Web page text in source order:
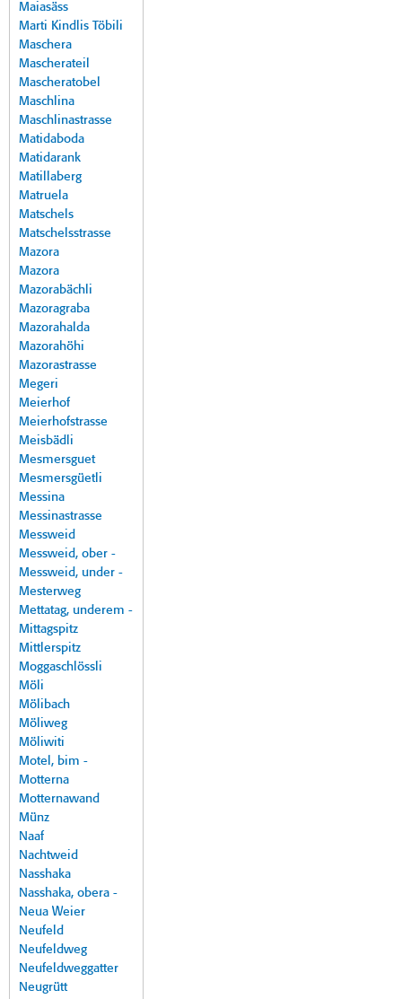
Maiasäss
Marti Kindlis Töbili
Maschera
Mascherateil
Mascheratobel
Maschlina
Maschlinastrasse
Matidaboda
Matidarank
Matillaberg
Matruela
Matschels
Matschelsstrasse
Mazora
Mazora
Mazorabächli
Mazoragraba
Mazorahalda
Mazorahöhi
Mazorastrasse
Megeri
Meierhof
Meierhofstrasse
Meisbädli
Mesmersguet
Mesmersgüetli
Messina
Messinastrasse
Messweid
Messweid, ober -
Messweid, under -
Mesterweg
Mettatag, underem -
Mittagspitz
Mittlerspitz
Moggaschlössli
Möli
Mölibach
Möliweg
Möliwiti
Motel, bim -
Motterna
Motternawand
Münz
Naaf
Nachtweid
Nasshaka
Nasshaka, obera -
Neua Weier
Neufeld
Neufeldweg
Neufeldweggatter
Neugrütt